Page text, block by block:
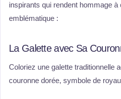
inspirants qui rendent hommage à
emblématique :
La Galette avec Sa
Coloriez une galette traditionnelle
couronne dorée, symbole de